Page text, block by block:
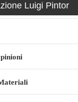
Luigi Pintor